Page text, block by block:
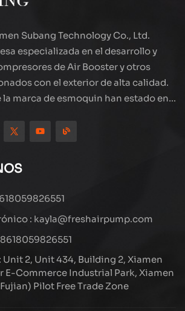
Subang Technology Co., Ltd.
especializada en el desarrollo y
de Air Booster y otros
con el exterior de alta calidad.
marca de esmoquin han estado en
paisaje de la ciudad costera:
productos se exportan a más de 80
con una excelente calidad ha ganado
internacional. Subang
un equipo de ventas profesional y un
y estudiando cómo actualizar
productos a través de la
las crecientes necesidades
enfoque central de la compañía en la
de compresores de alta
: kayla@freshairpump.com
Unit 2, Unit 434, Building 2, Xiamen
E-Commerce Industrial Park, Xiamen
Pilot Free Trade Zone